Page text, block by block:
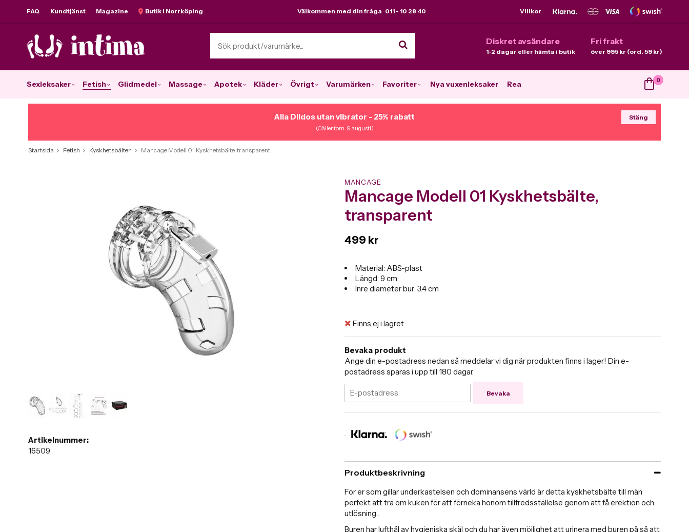
FAQ Kundtjänst Magazine Butik i Norrköping Villkor
Välkommen med din fråga 011 - 10 28 40
Diskret avsändare
1-2 dagar eller hämta i butik
Fri frakt
över 995 kr (ord. 59 kr)
Sexleksaker Fetish Glidmedel Massage Apotek Kläder Övrigt Varumärken Favoriter Nya vuxenleksaker Rea 0
Alla Dildos utan vibrator - 25% rabatt
(Gäller tom. 9 augusti)
Stäng
Startsida Fetish Kyskhetsbälten Mancage Modell 01 Kyskhetsbälte, transparent
MANCAGE
Mancage Modell 01 Kyskhetsbälte,
transparent
499 kr
Material: ABS-plast
Längd: 9 cm
Inre diameter bur: 3.4 cm
Finns ej i lagret
Bevaka produkt
Ange din e-postadress nedan så meddelar vi dig när produkten finns i lager! Din e-
postadress sparas i upp till 180 dagar.
Bevaka
Produktbeskrivning
För er som gillar underkastelsen och dominansens värld är detta kyskhetsbälte till män
perfekt att trä om kuken för att förneka honom tillfredsställelse genom att få erektion och
utlösning...
Buren har lufthål av hygieniska skäl och du har även möjlighet att urinera med buren på så att
Artikelnummer:
16509